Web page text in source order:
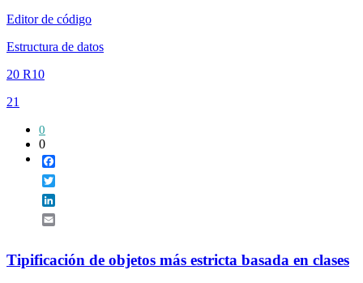
Editor de código
Estructura de datos
20 R10
21
0
0
Tipificación de objetos más estricta basada en clases